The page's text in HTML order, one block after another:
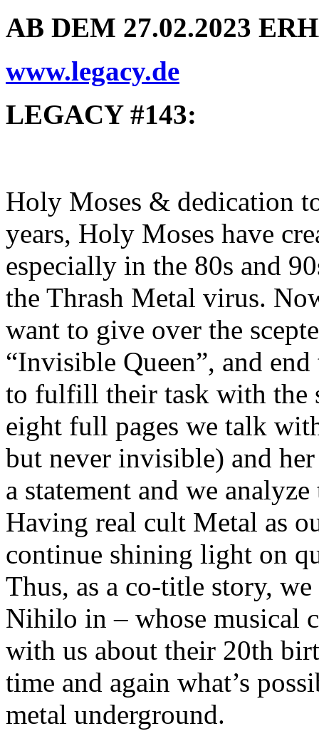
AB DEM 27.02.2023
www.legacy.de
LEGACY #143:
Holy Moses & dedication
years, Holy Moses have
especially in the 80s and
the Thrash Metal virus.
want to give over the
“Invisible Queen”, and
to fulfill their task with the
eight full pages we talk
but never invisible) and
a statement and we
Having real cult Metal as
continue shining light on
Thus, as a co-title story,
Nihilo in – whose musical
with us about their 20th
time and again what’s
metal underground.